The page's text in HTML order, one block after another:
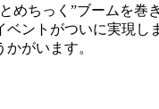
めちっく”ブームを
ントがついに実現
かがいます。